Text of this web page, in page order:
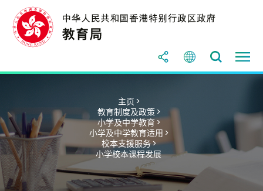
主页 >
教育制度及政策 >
小学及中学教育 >
小学及中学教育适用 >
校本支援服务 >
小学校本课程发展